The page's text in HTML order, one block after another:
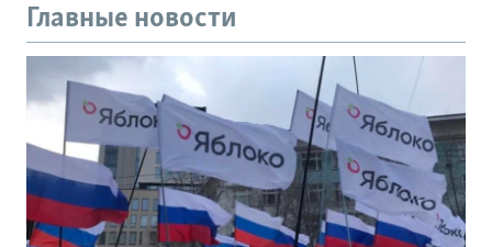
Главные новости